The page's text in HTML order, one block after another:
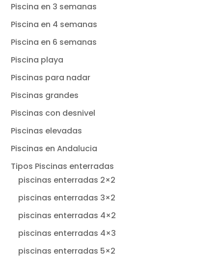
Piscina en 3 semanas
Piscina en 4 semanas
Piscina en 6 semanas
Piscina playa
Piscinas para nadar
Piscinas grandes
Piscinas con desnivel
Piscinas elevadas
Piscinas en Andalucia
Tipos Piscinas enterradas
piscinas enterradas 2×2
piscinas enterradas 3×2
piscinas enterradas 4×2
piscinas enterradas 4×3
piscinas enterradas 5×2